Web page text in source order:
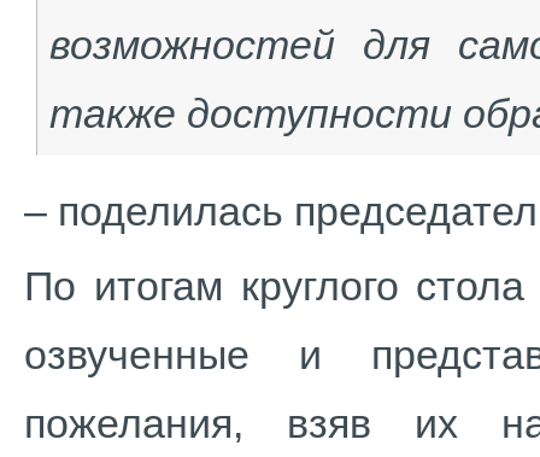
возможностей для
также доступности
– поделилась
По итогам круглого
озвученные и
пожелания, взяв их